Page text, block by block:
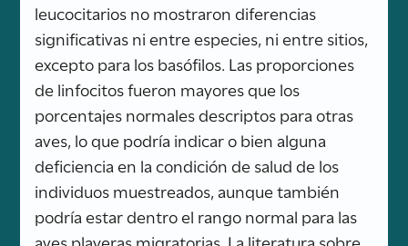
leucocitarios no mostraron diferencias
significativas ni entre especies, ni entre sitios,
excepto para los basófilos. Las proporciones
de linfocitos fueron mayores que los
porcentajes normales descriptos para otras
aves, lo que podría indicar o bien alguna
deficiencia en la condición de salud de los
individuos muestreados, aunque también
podría estar dentro el rango normal para las
aves playeras migratorias. La literatura sobre